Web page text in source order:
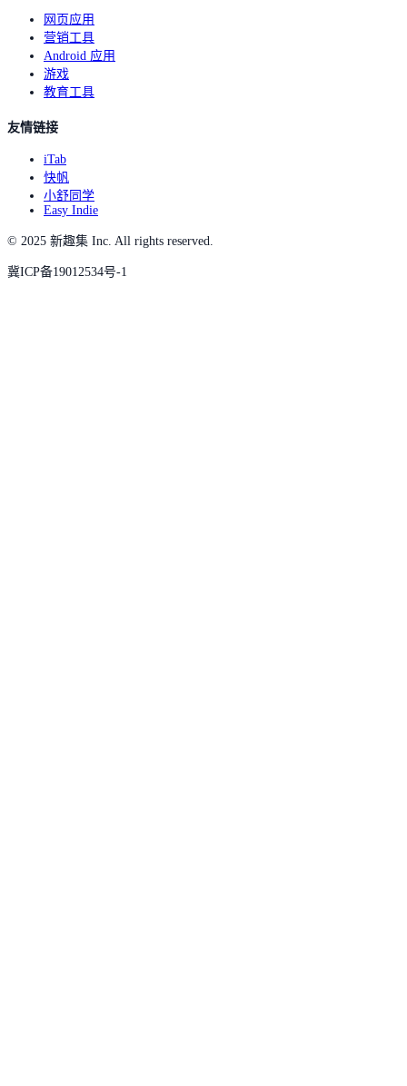
网页应用
营销工具
Android 应用
游戏
教育工具
友情链接
iTab
快帆
小舒同学
Easy Indie
© 2025 新趣集 Inc. All rights reserved.
冀ICP备19012534号-1